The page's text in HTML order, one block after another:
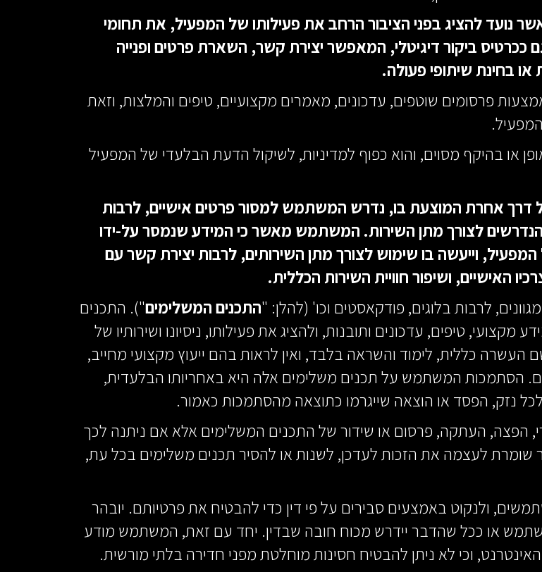
נועד להציג בפני הציבור הרחב את פעילותו של המפעיל, את תחומי
ביקור דיגיטלי, המאפשר יצירת קשר, השארת פרטים ופנייה
בחינת שיתופי פעולה.
פרסומים שוטפים, עדכונים, מאמרים מקצועיים, טיפים והמלצות, וזאת
או בהיקף מסוים, והוא כפוף למדיניות, לשיקול הדעת הבלעדי של המפעיל
אחרת המוצעת בו, נדרש המשתמש למסור פרטים אישיים, לרבות
לצורך מתן השירות. המשתמש מאשר כי המידע שנמסר על-ידו
וייעשה בו שימוש לצורך מתן השירותים, לרבות יצירת קשר עם
ושיפור חוויית השירות הכללית.
לרבות בלוגים, פודקאסטים וכו' (להלן: "התכנים המשלימים"). התכנים
טיפים, עדכונים ותובנות, ולהציג את פעילותו, ניסיונו ושירותיו של
כללית, לימוד והשראה בלבד, ואין לראות בהם ייעוץ מקצועי מחייב,
הסתמכות המשתמש על תכנים משלימים אלה היא באחריותו הבלעדית,
נזק, הפסד או הוצאה שייגרמו כתוצאה מהסתמכות כאמור.
העתקה, פרסום או שידור של התכנים המשלימים אלא אם ניתנה לכך
לעצמה את הזכות לעדכן, לשנות או להסיר תכנים משלימים בכל עת,
ולנקוט באמצעים סבירים על פי דין כדי להבטיח את פרטיותם. יובהר
או ככל שהדבר יידרש מכוח חובה שבדין. יחד עם זאת, המשתמש מודע
וכי לא ניתן להבטיח חסינות מוחלטת מפני חדירה בלתי מורשית.